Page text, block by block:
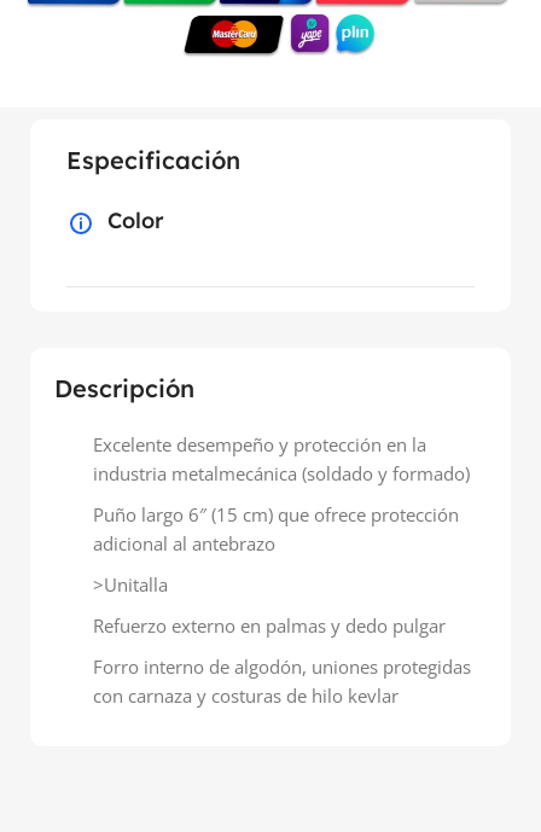
Descripción
Excelente desempeño y protección en la
industria metalmecánica (soldado y formado)
Puño largo 6″ (15 cm) que ofrece protección
adicional al antebrazo
>Unitalla
Refuerzo externo en palmas y dedo pulgar
Forro interno de algodón, uniones protegidas
con carnaza y costuras de hilo kevlar
Especificación
Color